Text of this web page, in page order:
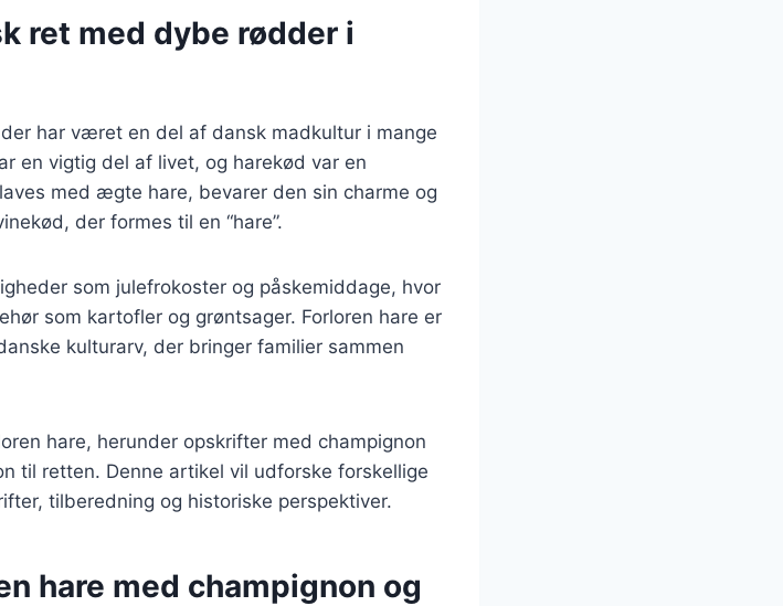
ret med dybe rødder i
har været en del af dansk madkultur i mange
en vigtig del af livet, og harekød var en
med ægte hare, bevarer den sin charme og
der formes til en “hare”.
som julefrokoster og påskemiddage, hvor
som kartofler og grøntsager. Forloren hare er
kulturarv, der bringer familier sammen
hare, herunder opskrifter med champignon
til retten. Denne artikel vil udforske forskellige
tilberedning og historiske perspektiver.
hare med champignon og